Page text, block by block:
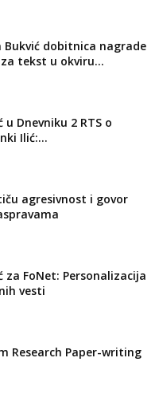
Bukvić dobitnica nagrade
tekst u okviru...
Dnevniku 2 RTS o
Ilić:...
agresivnost i govor
za FoNet: Personalizacija
vesti
Research Paper-writing